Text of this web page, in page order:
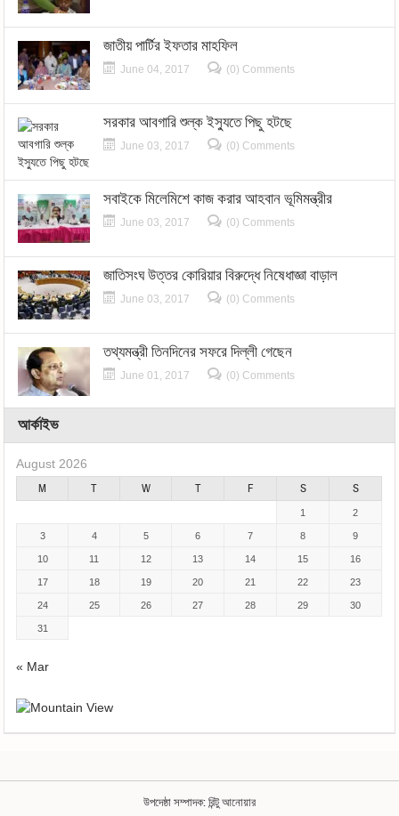
জাতীয় পার্টির ইফতার মাহফিল
June 04, 2017 (0) Comments
সরকার আবগারি শুল্ক ইস্যুতে পিছু হটছে
June 03, 2017 (0) Comments
সবাইকে মিলেমিশে কাজ করার আহবান ভূমিমন্ত্রীর
June 03, 2017 (0) Comments
জাতিসংঘ উত্তর কোরিয়ার বিরুদ্ধে নিষেধাজ্ঞা বাড়াল
June 03, 2017 (0) Comments
তথ্যমন্ত্রী তিনদিনের সফরে দিল্লী গেছেন
June 01, 2017 (0) Comments
আর্কাইভ
August 2026
M
T W T F S S
1 2
3 4 5 6 7 8 9
10 11 12 13 14 15 16
17 18 19 20 21 22 23
24 25 26 27 28 29 30
31
« Mar
উপদেষ্ঠা সম্পাদক: রিন্টু আনোয়ার